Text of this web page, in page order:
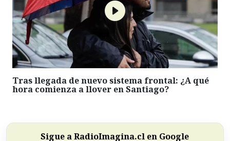
Tras llegada de nuevo sistema frontal: ¿A qué
hora comienza a llover en Santiago?
Sigue a RadioImagina.cl en Google